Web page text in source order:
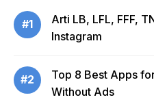
#1
Arti LB, LFL, FFF,
Instagram
#2
Top 8 Best Apps
Without Ads